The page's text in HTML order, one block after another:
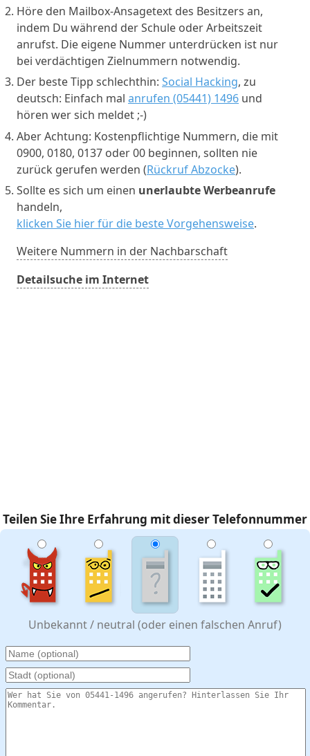
Höre den Mailbox-Ansagetext des Besitzers an,
indem Du während der Schule oder Arbeitszeit
anrufst. Die eigene Nummer unterdrücken ist nur
bei verdächtigen Zielnummern notwendig.
Der beste Tipp schlechthin: Social Hacking, zu
deutsch: Einfach mal anrufen (05441) 1496 und
hören wer sich meldet ;-)
Aber Achtung: Kostenpflichtige Nummern, die mit
0900, 0180, 0137 oder 00 beginnen, sollten nie
zurück gerufen werden (Rückruf Abzocke).
Sollte es sich um einen unerlaubte Werbeanrufe
handeln,
klicken Sie hier für die beste Vorgehensweise.
Weitere Nummern in der Nachbarschaft
Detailsuche im Internet
Teilen Sie Ihre Erfahrung mit dieser Telefonnummer
Unbekannt / neutral (oder einen falschen Anruf)